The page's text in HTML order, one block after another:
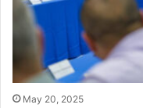
May 20, 2025